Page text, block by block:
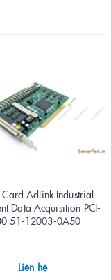
Adlink Industrial
Data Acquisition PCI-
51-12003-0A50
Liên hệ